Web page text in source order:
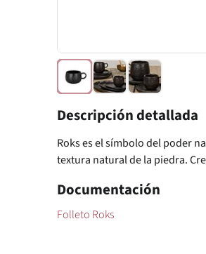
Descripción detallada
Roks es el símbolo del poder
textura natural de la piedra.
Documentación
Folleto Roks